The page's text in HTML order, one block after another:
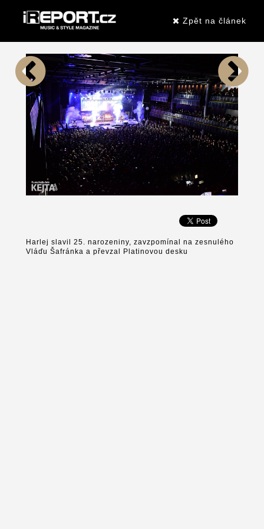
Zpět na článek
Harlej slavil 25. narozeniny, zavzpomínal na zesnulého
Vláďu Šafránka a převzal Platinovou desku